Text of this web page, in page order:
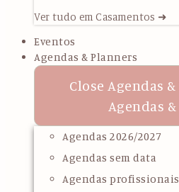
Ver tudo em Casamentos ➜
Eventos
Agendas & Planners
Close Agendas
Agendas
Agendas 2026/2027
Agendas sem data
Agendas profissionais